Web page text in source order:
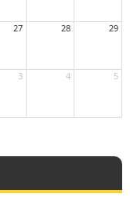
27 28 29
3 4 5